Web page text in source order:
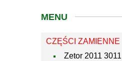
MENU
CZĘŚCI ZAMIENNE
Zetor 2011 3011